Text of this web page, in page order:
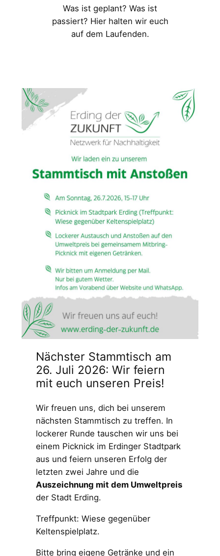
Was ist geplant? Was ist
passiert? Hier halten wir euch
auf dem Laufenden.
Nächster Stammtisch am
26. Juli 2026: Wir feiern
mit euch unseren Preis!
Wir freuen uns, dich bei unserem
nächsten Stammtisch zu treffen. In
lockerer Runde tauschen wir uns bei
einem Picknick im Erdinger Stadtpark
aus und feiern unseren Erfolg der
letzten zwei Jahre und die
Auszeichnung mit dem Umweltpreis
der Stadt Erding.
Treffpunkt: Wiese gegenüber
Keltenspielplatz.
Bitte bring eigene Getränke und ein